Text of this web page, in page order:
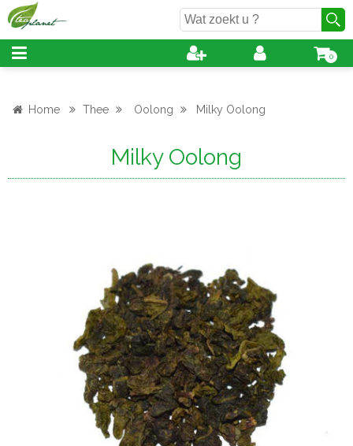
0
Home Thee Oolong Milky Oolong
Milky Oolong